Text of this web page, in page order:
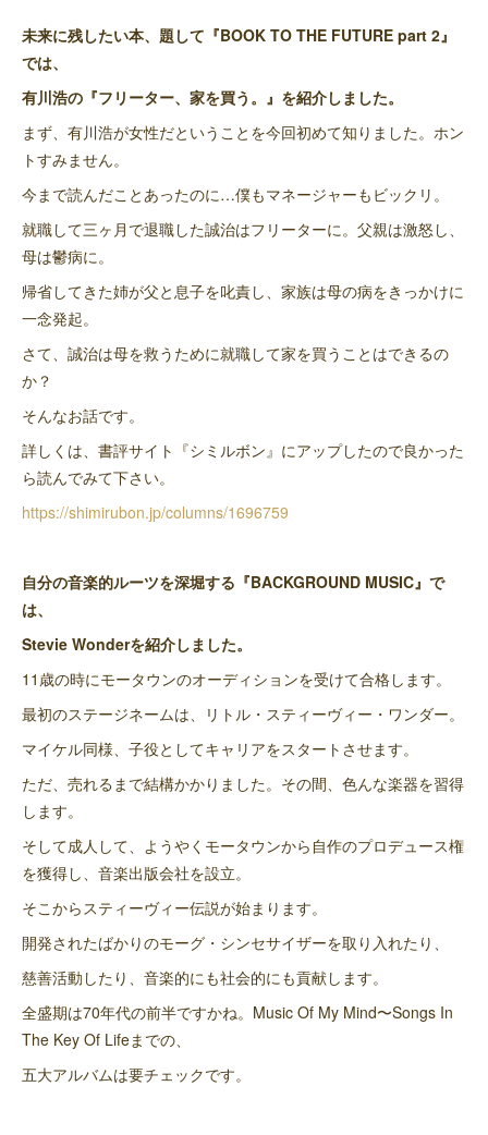
未来に残したい本、題して『BOOK TO THE FUTURE part 2』
では、
有川浩の『フリーター、家を買う。』を紹介しました。
まず、有川浩が女性だということを今回初めて知りました。ホン
トすみません。
今まで読んだことあったのに…僕もマネージャーもビックリ。
就職して三ヶ月で退職した誠治はフリーターに。父親は激怒し、
母は鬱病に。
帰省してきた姉が父と息子を叱責し、家族は母の病をきっかけに
一念発起。
さて、誠治は母を救うために就職して家を買うことはできるの
か？
そんなお話です。
詳しくは、書評サイト『シミルボン』にアップしたので良かった
ら読んでみて下さい。
https://shimirubon.jp/columns/1696759
自分の音楽的ルーツを深堀する『BACKGROUND MUSIC』で
は、
Stevie Wonderを紹介しました。
11歳の時にモータウンのオーディションを受けて合格します。
最初のステージネームは、リトル・スティーヴィー・ワンダー。
マイケル同様、子役としてキャリアをスタートさせます。
ただ、売れるまで結構かかりました。その間、色んな楽器を習得
します。
そして成人して、ようやくモータウンから自作のプロデュース権
を獲得し、音楽出版会社を設立。
そこからスティーヴィー伝説が始まります。
開発されたばかりのモーグ・シンセサイザーを取り入れたり、
慈善活動したり、音楽的にも社会的にも貢献します。
全盛期は70年代の前半ですかね。Music Of My Mind〜Songs In
The Key Of Lifeまでの、
五大アルバムは要チェックです。